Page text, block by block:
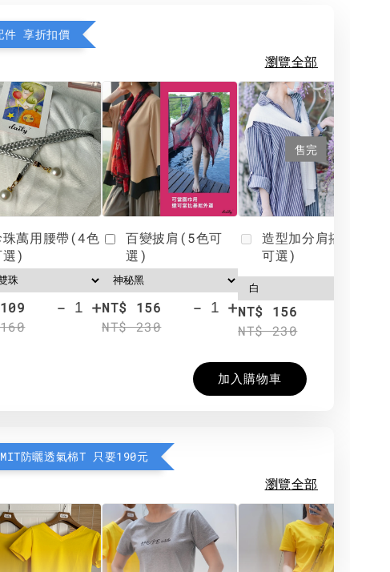
件 享折扣價
瀏覽全部
珠萬用腰帶(4色
選)
- +
百變披肩(5色可
選)
NT$ 156
NT$ 230
- +
售完
造型加分肩搭(4色
可選)
NT$ 156
NT$ 230
加入購物車
防曬透氣棉T 只要190元
瀏覽全部